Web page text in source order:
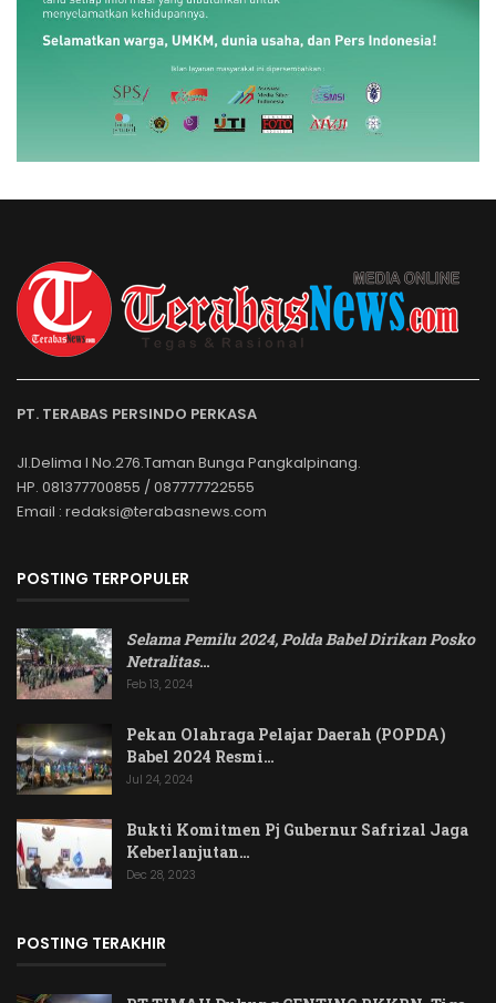
PT. TERABAS PERSINDO PERKASA
Jl.Delima I No.276.Taman Bunga Pangkalpinang.
HP. 081377700855 / 087777722555
Email : redaksi@terabasnews.com
POSTING TERPOPULER
Selama Pemilu 2024, Polda Babel Dirikan Posko
Netralitas…
Feb 13, 2024
Pekan Olahraga Pelajar Daerah (POPDA)
Babel 2024 Resmi…
Jul 24, 2024
Bukti Komitmen Pj Gubernur Safrizal Jaga
Keberlanjutan…
Dec 28, 2023
POSTING TERAKHIR